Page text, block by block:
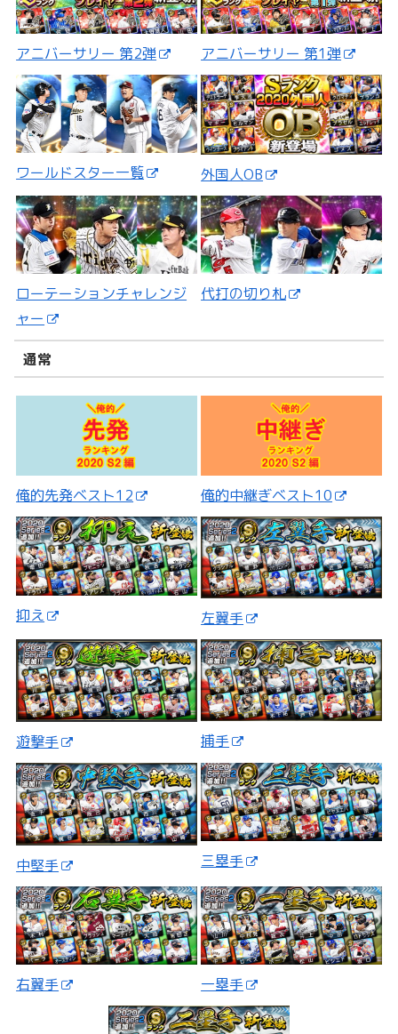
アニバーサリー 第2弾 アニバーサリー 第1弾
ワールドスター一覧 外国人OB
ローテーションチャレンジ
ャー
代打の切り札
通常
俺的先発ベスト12 俺的中継ぎベスト10
抑え 左翼手
遊撃手 捕手
中堅手 三塁手
右翼手 一塁手